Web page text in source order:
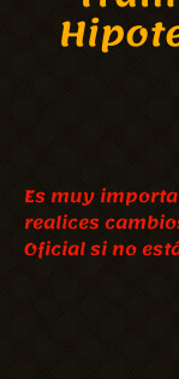
Es muy
realices
Oficial si no